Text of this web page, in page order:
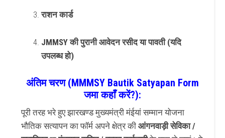
राशन कार्ड
JMMSY की पुरानी आवेदन रसीद या पावती (यदि
उपलब्ध हो)
अंतिम चरण (MMMSY Bautik Satyapan Form
जमा कहाँ करें?):
पूरी तरह भरे हुए झारखण्ड मुख्यमंत्री मंईयां सम्मान योजना
भौतिक सत्यापन का फॉर्म अपने क्षेत्र कीआंगनवाड़ी सेविका /